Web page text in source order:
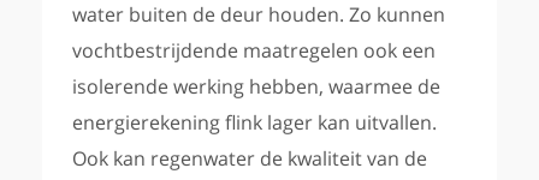
water buiten de deur houden. Zo kunnen
vochtbestrijdende maatregelen ook een
isolerende werking hebben, waarmee de
energierekening flink lager kan uitvallen.
Ook kan regenwater de kwaliteit van de